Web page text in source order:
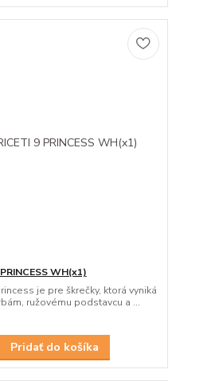
WH(x1)
je pre škrečky, ktorá vyniká
ružovému podstavcu a ...
Pridať do košíka